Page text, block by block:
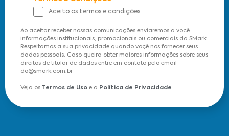
Aceito os termos e condições.
Ao aceitar receber nossas comunicações enviaremos a você
informações institucionais, promocionais ou comerciais da SMark.
Respeitamos a sua privacidade quando voçê nos fornecer seus
dados pessoais. Caso queira obter maiores informações sobre seus
direitos de titular de dados entre em contato pelo email
do@smark.com.br
Veja os Termos de Uso e a Política de Privacidade